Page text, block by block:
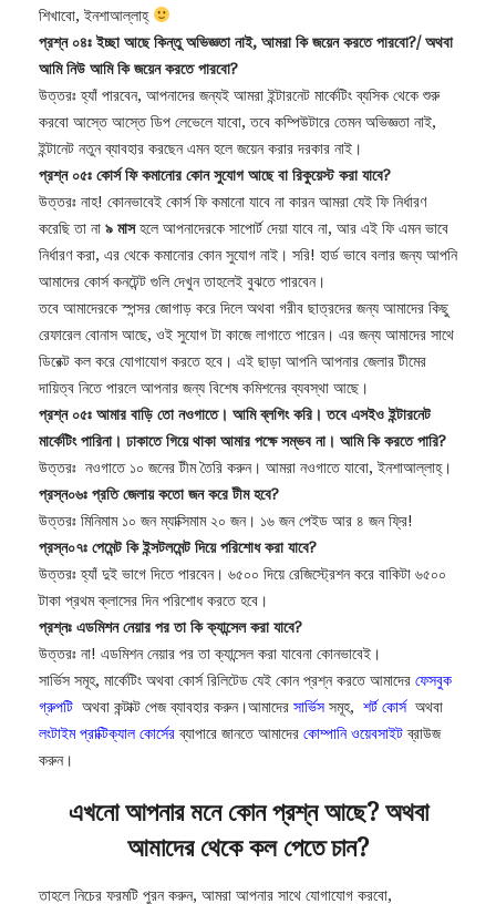
শিখাবো, ইনশাআল্লাহ্‌
প্রশ্ন ০৪ঃ ইচ্ছা আছে কিন্তু অভিজ্ঞতা নাই, আমরা কি জয়েন করতে পারবো?/ অথবা
আমি নিউ আমি কি জয়েন করতে পারবো?
উত্তরঃ হ্যাঁ পারবেন, আপনাদের জন্যই আমরা ইন্টারনেট মার্কেটিং ব্যসিক থেকে শুরু
করবো আস্তে আস্তে ডিপ লেভেলে যাবো, তবে কম্পিউটারে তেমন অভিজ্ঞতা নাই,
ইন্টানেট নতুন ব্যাবহার করছেন এমন হলে জয়েন করার দরকার নাই।
প্রশ্ন ০৫ঃ কোর্স ফি কমানোর কোন সুযোগ আছে বা রিকুয়েস্ট করা যাবে?
উত্তরঃ নাহ! কোনভাবেই কোর্স ফি কমানো যাবে না কারন আমরা যেই ফি নির্ধারণ
করেছি তা না ৯ মাসহলে আপনাদেরকে সাপোর্ট দেয়া যাবে না, আর এই ফি এমন ভাবে
নির্ধারণ করা, এর থেকে কমানোর কোন সুযোগ নাই। সরি! হার্ড ভাবে বলার জন্য আপনি
আমাদের কোর্স কনটেন্ট গুলি দেখুন তাহলেই বুঝতে পারবেন।
তবে আমাদেরকে স্পন্সর জোগাড় করে দিলে অথবা গরীব ছাত্রদের জন্য আমাদের কিছু
রেফারেল বোনাস আছে, ওই সুযোগ টা কাজে লাগাতে পারেন। এর জন্য আমাদের সাথে
ডিরেক্ট কল করে যোগাযোগ করতে হবে। এই ছাড়া আপনি আপনার জেলার টীমের
দায়িত্ব নিতে পারলে আপনার জন্য বিশেষ কমিশনের ব্যবস্থা আছে।
প্রশ্ন ০৫ঃ আমার বাড়ি তো নওগাতে। আমি ব্লগিং করি। তবে এসইও ইন্টারনেট
মার্কেটিং পারিনা। ঢাকাতে গিয়ে থাকা আমার পক্ষে সম্ভব না। আমি কি করতে পারি?
উত্তরঃ নওগাতে ১০ জনের টীম তৈরি করুন। আমরা নওগাতে যাবো, ইনশাআল্লাহ্‌।
প্রস্ন০৬ঃ প্রতি জেলায় কতো জন করে টীম হবে?
উত্তরঃ মিনিমাম ১০ জন ম্যাক্সিমাম ২০ জন। ১৬ জন পেইড আর ৪ জন ফ্রি!
প্রস্ন০৭ঃ পেমেন্ট কি ইন্সটলমেন্ট দিয়ে পরিশোধ করা যাবে?
উত্তরঃ হ্যাঁ দুই ভাগে দিতে পারবেন। ৬৫০০ দিয়ে রেজিস্ট্রেশন করে বাকিটা ৬৫০০
টাকা প্রথম ক্লাসের দিন পরিশোধ করতে হবে।
প্রশ্নঃ এডমিশন নেয়ার পর তা কি ক্যান্সেল করা যাবে?
উত্তরঃ না! এডমিশন নেয়ার পর তা ক্যান্সেল করা যাবেনা কোনভাবেই।
সার্ভিস সমূহ, মার্কেটিং অথবা কোর্স রিলিটেড যেই কোন প্রশ্ন করতে আমাদের ফেসবুক
গ্রুপটি অথবা কন্টাক্ট পেজ ব্যাবহার করুন।আমাদের সার্ভিস সমূহ, শর্ট কোর্সঅথবা
লংটাইম প্রাক্টিক্যাল কোর্সেরব্যাপারে জানতে আমাদের কোম্পানি ওয়েবসাইটব্রাউজ
করুন।
এখনো আপনার মনে কোন প্রশ্ন আছে? অথবা
আমাদের থেকে কল পেতে চান?
তাহলে নিচের ফরমটি পুরন করুন, আমরা আপনার সাথে যোগাযোগ করবো,